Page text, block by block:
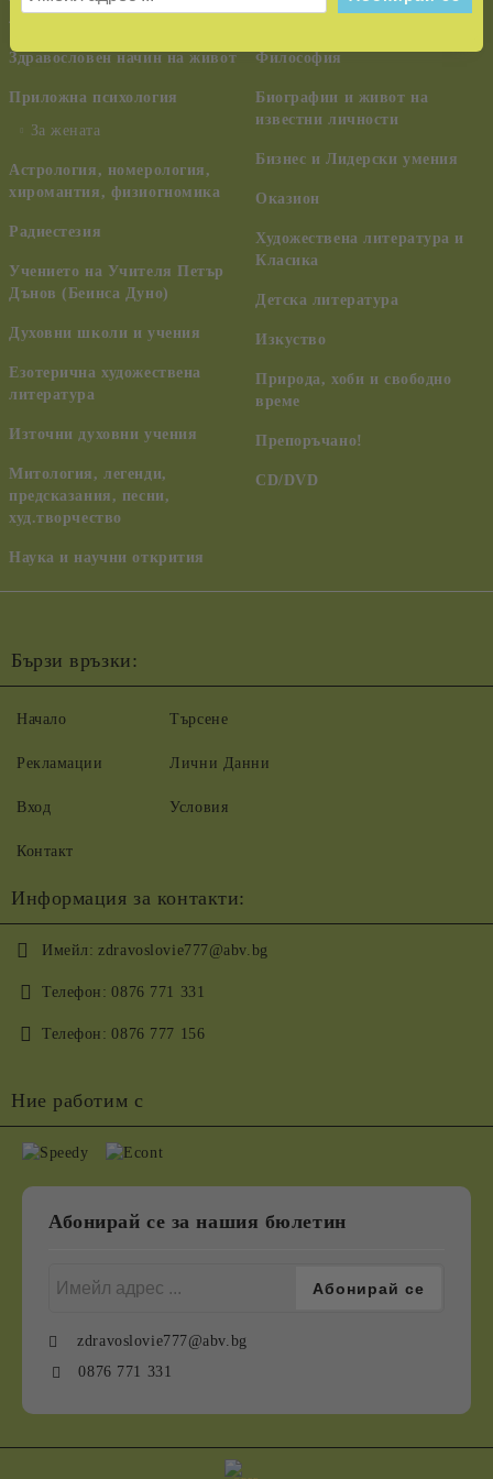
лечение
Здравословен начин на живот
Приложна психология
За жената
Астрология, номерология,
хиромантия, физиогномика
Радиестезия
Учението на Учителя Петър
Дънов (Беинса Дуно)
Духовни школи и учения
Езотерична художествена
литература
Източни духовни учения
Митология, легенди,
предсказания, песни,
худ.творчество
Наука и научни открития
ченълинг, НЛО
Философия
Биографии и живот на
известни личности
Бизнес и Лидерски умения
Оказион
Художествена литература и
Класика
Детска литература
Изкуство
Природа, хоби и свободно
време
Препоръчано!
CD/DVD
Бързи връзки:
Начало
Рекламации
Вход
Контакт
Търсене
Лични Данни
Условия
Информация за контакти:
Имейл: zdravoslovie777@abv.bg
Телефон: 0876 771 331
Телефон: 0876 777 156
Ние работим с
Абонирай се за нашия бюлетин
zdravoslovie777@abv.bg
0876 771 331